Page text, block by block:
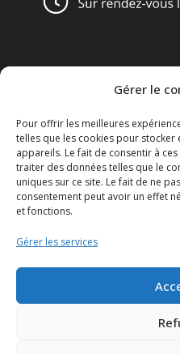
Gérer le
Pour offrir les meilleures
telles que les cookies pour
appareils. Le fait de consentir à
traiter des données telles que le
uniques sur ce site. Le fait de ne
consentement peut avoir un effet
et fonctions.
Gérer les services
Obligations légales
Conditions générales de
Mentions légales
Le Disclaimer
Le Réglement général sur la